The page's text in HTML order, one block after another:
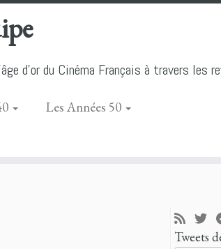
d'or du Cinéma Français à travers les
Les Années 50
Tweets